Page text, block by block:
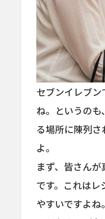
セブンイレブ
ね。というの
る場所に陳列
よ。
まず、皆さん
です。これは
やすいですよ